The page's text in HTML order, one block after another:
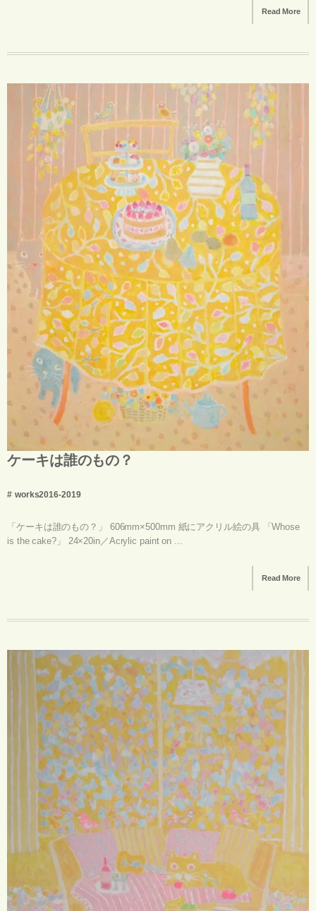
Read More
ケーキは誰のもの？
works2016-2019
「ケーキは誰のもの？」 606mm×500mm 紙にアクリル絵の具 「Whose
is the cake?」 24×20in／Acrylic paint on ...
Read More